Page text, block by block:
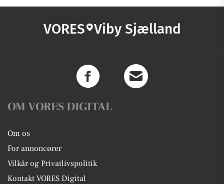
VORES Viby Sjælland
OM VORES DIGITAL
Om os
For annoncører
Vilkår og Privatlivspolitik
Kontakt VORES Digital